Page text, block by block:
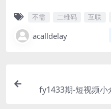
不需 二维码 互联
acalldelay
fy1433期-短视频小